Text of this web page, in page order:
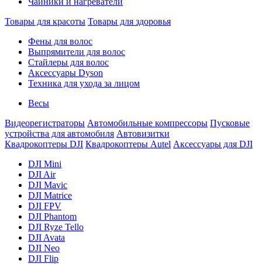
Товары для красоты Товары для здоровья
Фены для волос
Выпрямители для волос
Стайлеры для волос
Аксессуары Dyson
Техника для ухода за лицом
Весы
Видеорегистраторы Автомобильные компрессоры Пусковые
устройства для автомобиля Автовизитки
Квадрокоптеры DJI Квадрокоптеры Autel Аксессуары для DJI
DJI Mini
DJI Air
DJI Mavic
DJI Matrice
DJI FPV
DJI Phantom
DJI Ryze Tello
DJI Avata
DJI Neo
DJI Flip